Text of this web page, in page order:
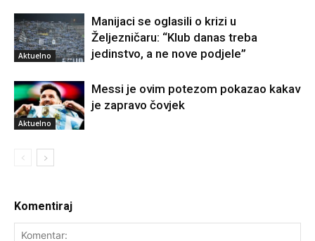
Aktuelno
Manijaci se oglasili o krizi u
Željezničaru: “Klub danas treba
jedinstvo, a ne nove podjele”
Aktuelno
Messi je ovim potezom pokazao kakav
je zapravo čovjek
Komentiraj